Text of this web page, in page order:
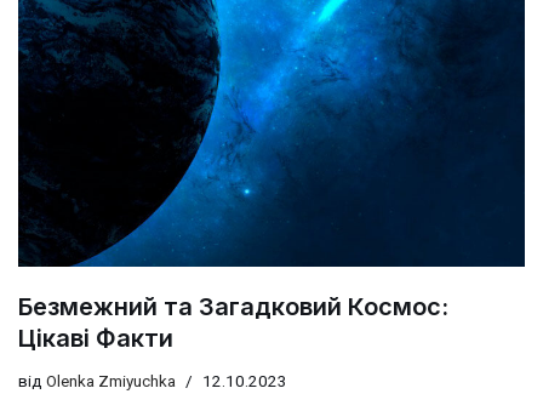
Безмежний та Загадковий Космос:
Цікаві Факти
від Olenka Zmiyuchka 12.10.2023